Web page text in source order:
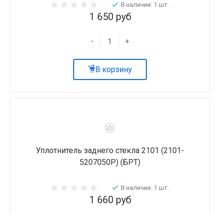
В наличии: 1 шт.
1 650 руб
- +
В корзину
Уплотнитель заднего стекла 2101 (2101-
5207050Р) (БРТ)
В наличии: 1 шт.
1 660 руб